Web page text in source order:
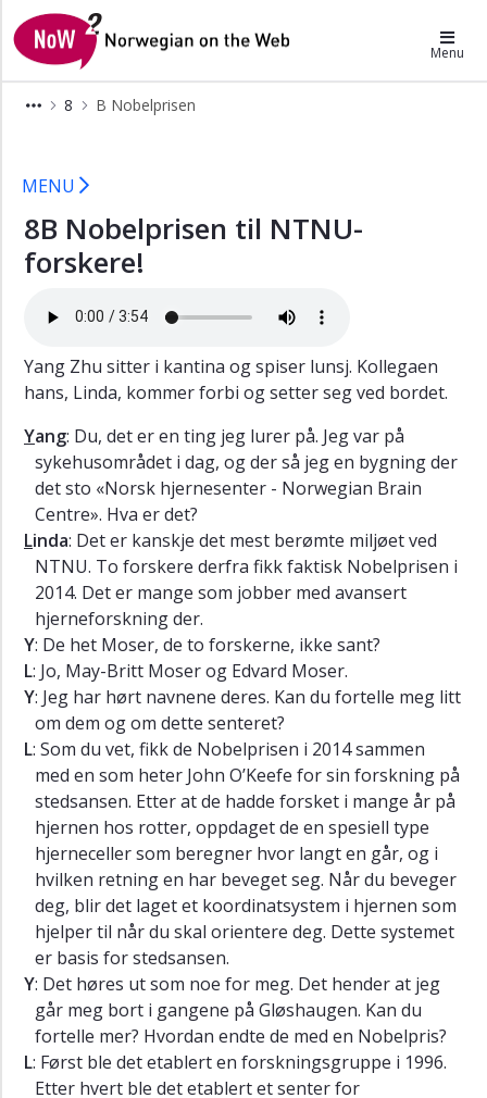
NoW2 Menu
8 B Nobelprisen
×
A
NTNUs
Nobelprisen
Norske
nobelprisvinnere
oppgaver
Lytteoppgaver
Grammatikk
Y
a)
Sterke
følelser
MENU
8B Nobelprisen til NTNU-
forskere!
Yang Zhu sitter i kantina og spiser lunsj. Kollegaen
hans, Linda, kommer forbi og setter seg ved bordet.
Yang: Du, det er en ting jeg lurer på. Jeg var på
sykehusområdet i dag, og der så jeg en bygning der
det sto «Norsk hjernesenter - Norwegian Brain
Centre». Hva er det?
Linda: Det er kanskje det mest berømte miljøet ved
NTNU. To forskere derfra fikk faktisk Nobelprisen i
2014. Det er mange som jobber med avansert
hjerneforskning der.
Y: De het Moser, de to forskerne, ikke sant?
L: Jo, May-Britt Moser og Edvard Moser.
Y: Jeg har hørt navnene deres. Kan du fortelle meg litt
om dem og om dette senteret?
L: Som du vet, fikk de Nobelprisen i 2014 sammen
med en som heter John O’Keefe for sin forskning på
stedsansen. Etter at de hadde forsket i mange år på
hjernen hos rotter, oppdaget de en spesiell type
hjerneceller som beregner hvor langt en går, og i
hvilken retning en har beveget seg. Når du beveger
deg, blir det laget et koordinatsystem i hjernen som
hjelper til når du skal orientere deg. Dette systemet
er basis for stedsansen.
Y: Det høres ut som noe for meg. Det hender at jeg
går meg bort i gangene på Gløshaugen. Kan du
fortelle mer? Hvordan endte de med en Nobelpris?
L: Først ble det etablert en forskningsgruppe i 1996.
Etter hvert ble det etablert et senter for